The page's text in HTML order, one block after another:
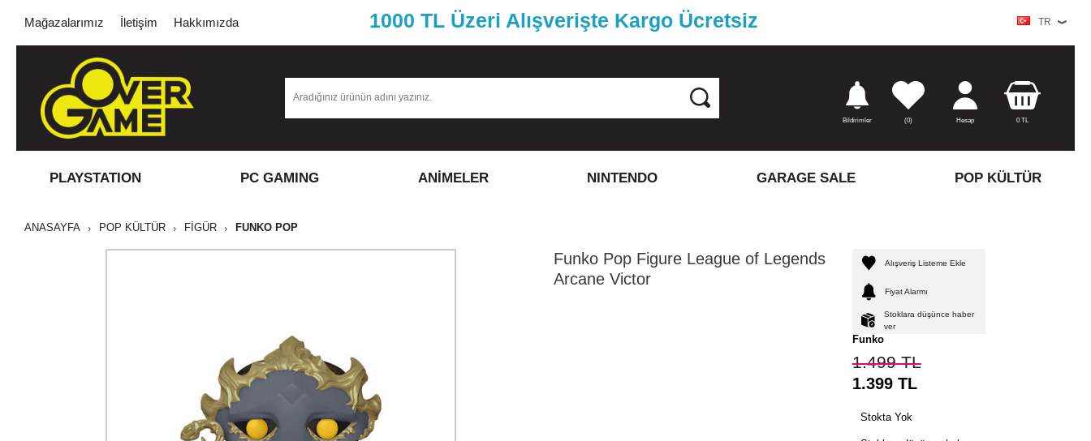
Mağazalarımız İletişim Hakkımızda 1000 TL Üzeri Alışverişte Kargo Ücretsiz TR
Bildirimler (0) Hesap 0TL
PLAYSTATION PC GAMING ANİMELER NINTENDO GARAGE SALE POP KÜLTÜR
ANASAYFA POP KÜLTÜR FİGÜR FUNKO POP
Funko Pop Figure League of Legends
Arcane Victor
Alışveriş Listeme Ekle
Fiyat Alarmı
Stoklara düşünce haber
ver
Funko
1.499TL
1.399TL
Stokta Yok